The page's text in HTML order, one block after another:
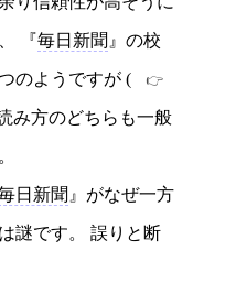
毎日新聞 の校
のようですが (
み方のどちらも一般
日新聞 がなぜ一方
謎です。 誤りと断